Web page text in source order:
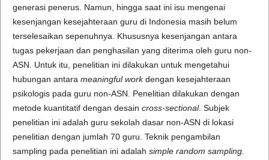
generasi penerus. Namun, hingga saat ini isu mengenai
kesenjangan kesejahteraan guru di Indonesia masih belum
terselesaikan sepenuhnya. Khususnya kesenjangan antara
tugas pekerjaan dan penghasilan yang diterima oleh guru non-
ASN. Untuk itu, penelitian ini dilakukan untuk mengetahui
hubungan antara meaningful workdengan kesejahteraan
psikologis pada guru non-ASN. Penelitian dilakukan dengan
metode kuantitatif dengan desain cross-sectional. Subjek
penelitian ini adalah guru sekolah dasar non-ASN di lokasi
penelitian dengan jumlah 70 guru. Teknik pengambilan
sampling pada penelitian ini adalah simple random sampling.